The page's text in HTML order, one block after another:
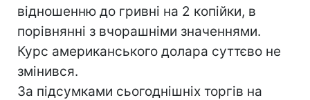
відношенню до гривні на 2 копійки, в
порівнянні з вчорашніми значеннями.
Курс американського долара суттєво не
змінився.
За підсумками сьогоднішніх торгів на